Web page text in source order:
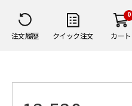
注文履歴 クイック注文
0
カート